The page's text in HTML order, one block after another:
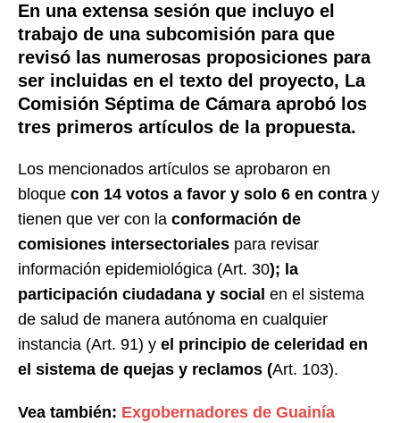
En una extensa sesión que incluyo el
trabajo de una subcomisión para que
revisó las numerosas proposiciones para
ser incluidas en el texto del proyecto, La
Comisión Séptima de Cámara aprobó los
tres primeros artículos de la propuesta.
Los mencionados artículos se aprobaron en
bloque con 14 votos a favor y solo 6 en contra y
tienen que ver con la conformación de
comisiones intersectoriales para revisar
información epidemiológica (Art. 30); la
participación ciudadana y social en el sistema
de salud de manera autónoma en cualquier
instancia (Art. 91) y el principio de celeridad en
el sistema de quejas y reclamos (Art. 103).
Vea también: Exgobernadores de Guainía